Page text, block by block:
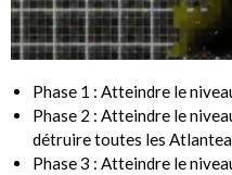
Phase 1 : Atteindre le
Phase 2 : Atteindre le
détruire toutes les
Phase 3 : Atteindre le